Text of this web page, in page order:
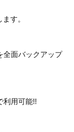
す。
全面バックアップ
利用可能!!